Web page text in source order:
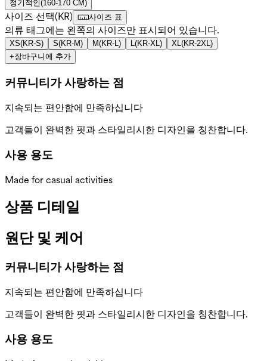
정기적인(160-170 CM )
사이즈 선택(KR) 사이즈 표
의류 태그에는 왼쪽의 사이즈만 표시되어 있습니다.
XS(KR-S) S(KR-M) M(KR-L) L(KR-XL) XL(KR-2XL)
+장바구니에 추가
커뮤니티가 사랑하는 점
지속되는 편안함에 만족하십니다
고객들이 완벽한 핏과 스타일리시한 디자인을 칭찬합니다.
사용 용도
Made for casual activities
상품 디테일
원단 및 케어
커뮤니티가 사랑하는 점
지속되는 편안함에 만족하십니다
고객들이 완벽한 핏과 스타일리시한 디자인을 칭찬합니다.
사용 용도